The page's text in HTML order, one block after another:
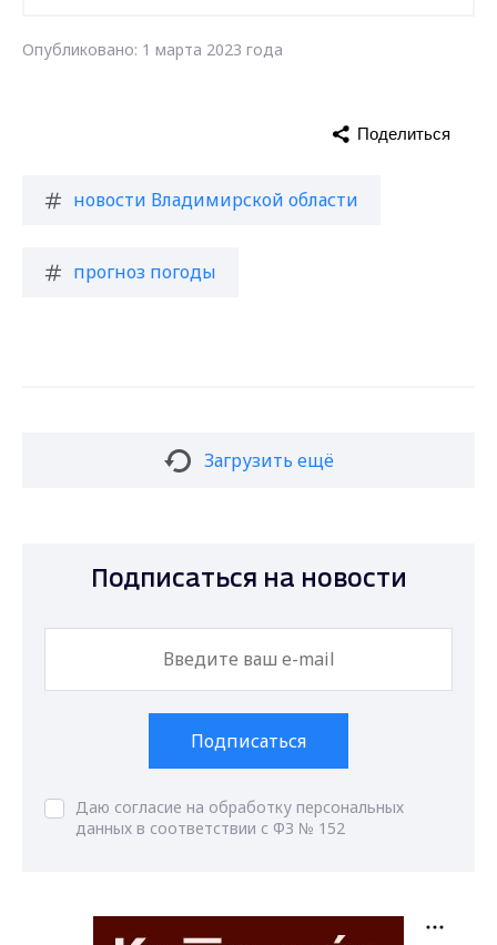
Опубликовано: 1 марта 2023 года
новости Владимирской области
прогноз погоды
Поделиться
Загрузить ещё
Подписаться на новости
Подписаться
Даю согласие на обработку персональных
данных в соответствии с ФЗ № 152